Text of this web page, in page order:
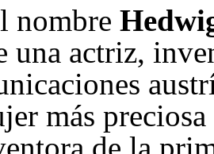
nombre
una actriz,
más
de la